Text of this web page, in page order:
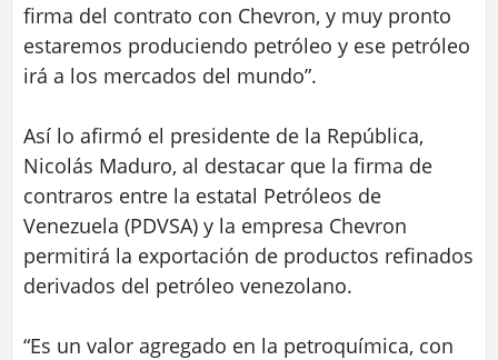
firma del contrato con Chevron, y muy pronto
estaremos produciendo petróleo y ese petróleo
irá a los mercados del mundo”.
Así lo afirmó el presidente de la República,
Nicolás Maduro, al destacar que la firma de
contraros entre la estatal Petróleos de
Venezuela (PDVSA) y la empresa Chevron
permitirá la exportación de productos refinados
derivados del petróleo venezolano.
“Es un valor agregado en la petroquímica, con